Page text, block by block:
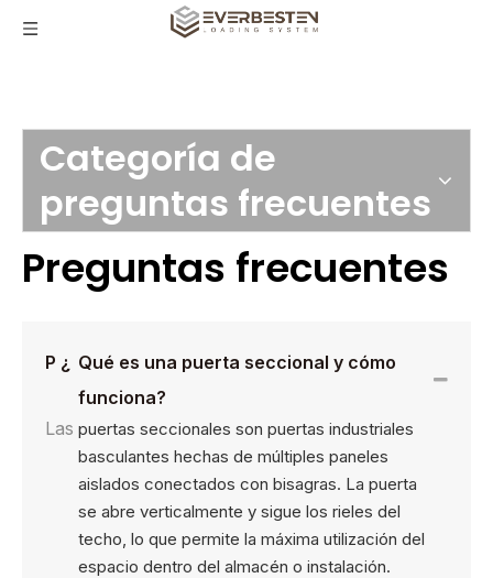
Categoría de
preguntas frecuentes
Preguntas frecuentes
P ¿ Qué es una puerta seccional y cómo
funciona?
Las puertas seccionales son puertas industriales
basculantes hechas de múltiples paneles
aislados conectados con bisagras. La puerta
se abre verticalmente y sigue los rieles del
techo, lo que permite la máxima utilización del
espacio dentro del almacén o instalación.